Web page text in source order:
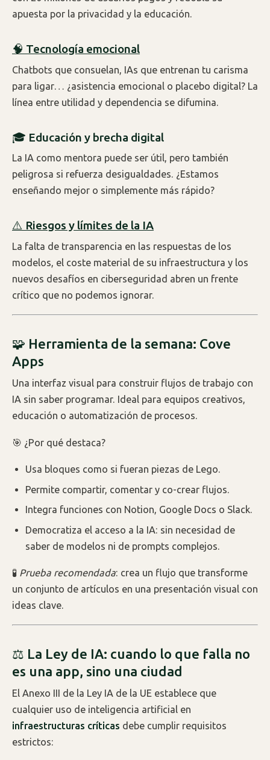
apuesta por la privacidad y la educación.
🧠 Tecnología emocional
Chatbots que consuelan, IAs que entrenan tu carisma
para ligar… ¿asistencia emocional o placebo digital? La
línea entre utilidad y dependencia se difumina.
🎓 Educación y brecha digital
La IA como mentora puede ser útil, pero también
peligrosa si refuerza desigualdades. ¿Estamos
enseñando mejor o simplemente más rápido?
⚠️ Riesgos y límites de la IA
La falta de transparencia en las respuestas de los
modelos, el coste material de su infraestructura y los
nuevos desafíos en ciberseguridad abren un frente
crítico que no podemos ignorar.
🧩 Herramienta de la semana: Cove
Apps
Una interfaz visual para construir flujos de trabajo con
IA sin saber programar. Ideal para equipos creativos,
educación o automatización de procesos.
🎯 ¿Por qué destaca?
Usa bloques como si fueran piezas de Lego.
Permite compartir, comentar y co-crear flujos.
Integra funciones con Notion, Google Docs o Slack.
Democratiza el acceso a la IA: sin necesidad de
saber de modelos ni de prompts complejos.
🧪 Prueba recomendada: crea un flujo que transforme
un conjunto de artículos en una presentación visual con
ideas clave.
⚖️ La Ley de IA: cuando lo que falla no
es una app, sino una ciudad
El Anexo III de la Ley IA de la UE establece que
cualquier uso de inteligencia artificial en
infraestructuras críticas debe cumplir requisitos
estrictos: